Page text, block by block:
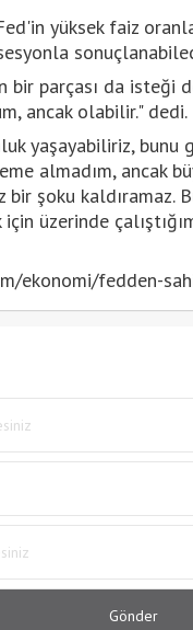
yüksek faiz
bir parçası da isteği
ancak olabilir." dedi.
yaşayabiliriz, bunu
almadım, ancak
şoku kaldıramaz.
üzerinde
ekonomi/fedden-